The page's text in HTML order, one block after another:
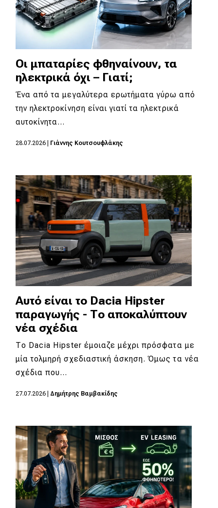
Οι μπαταρίες φθηναίνουν, τα
ηλεκτρικά όχι – Γιατί;
Ένα από τα μεγαλύτερα ερωτήματα γύρω από
την ηλεκτροκίνηση είναι γιατί τα ηλεκτρικά
αυτοκίνητα…
28.07.2026 Γιάννης Κουτσουφλάκης
Αυτό είναι το Dacia Hipster
παραγωγής - Το αποκαλύπτουν
νέα σχέδια
Το Dacia Hipster έμοιαζε μέχρι πρόσφατα με
μία τολμηρή σχεδιαστική άσκηση. Όμως τα νέα
σχέδια που…
27.07.2026 Δημήτρης Βαμβακίδης